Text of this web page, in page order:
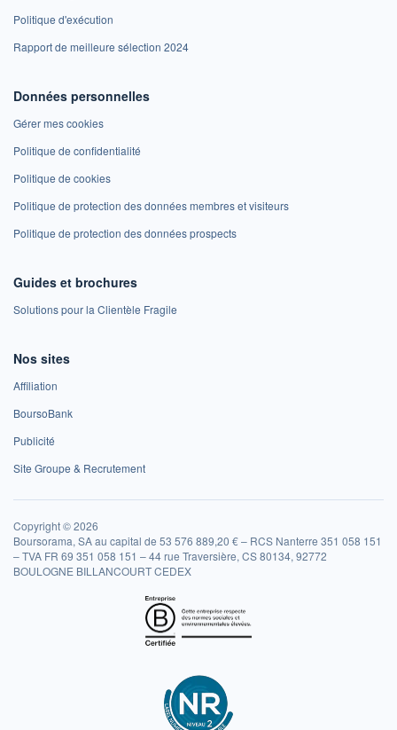
Politique d'exécution
Rapport de meilleure sélection 2024
Données personnelles
Gérer mes cookies
Politique de confidentialité
Politique de cookies
Politique de protection des données membres et visiteurs
Politique de protection des données prospects
Guides et brochures
Solutions pour la Clientèle Fragile
Nos sites
Affiliation
BoursoBank
Publicité
Site Groupe & Recrutement
Copyright © 2026
Boursorama, SA au capital de 53 576 889,20 € – RCS Nanterre 351 058 151
– TVA FR 69 351 058 151 – 44 rue Traversière, CS 80134, 92772
BOULOGNE BILLANCOURT CEDEX